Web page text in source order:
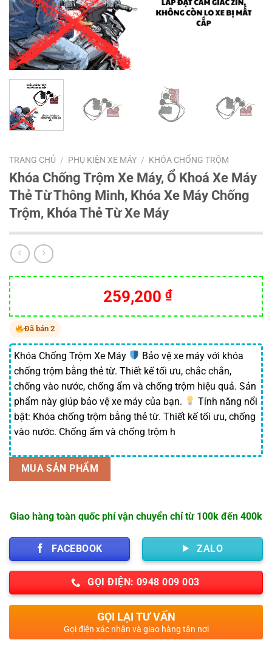
TRANG CHỦ / PHỤ KIỆN XE MÁY / KHÓA CHỐNG TRỘM
Khóa Chống Trộm Xe Máy, Ổ Khoá Xe Máy
Thẻ Từ Thông Minh, Khóa Xe Máy Chống
Trộm, Khóa Thẻ Từ Xe Máy
Giá
gốc
320,000 ₫.
259,200 ₫Giá
hiện
là:
259,200 ₫.
Đã bán 2
Khóa Chống Trộm Xe Máy
Bảo vệ xe máy với khóa
chống trộm bằng thẻ từ. Thiết kế tối ưu, chắc chắn,
chống vào nước, chống ẩm và chống trộm hiệu quả. Sản
phẩm này giúp bảo vệ xe máy của bạn.
Tính năng nổi
bật: Khóa chống trộm bằng thẻ từ. Thiết kế tối ưu, chống
vào nước. Chống ẩm và chống trộm h
MUA SẢN PHẨM
Giao hàng toàn quốc phí vận chuyển chỉ từ 100k đến 400k
FACEBOOK ZALO
GỌI ĐIỆN: 0948 009 003
GỌI LẠI TƯ VẤN
Gọi điện xác nhận và giao hàng tận nơi